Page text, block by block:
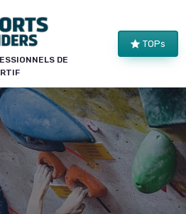
DE
TOPs
×
INSIDERS
le club !
de structure, alertes
les enseignements de nos
publication. Pour ceux qui
salle ou une collectivité.
Alertes pièces